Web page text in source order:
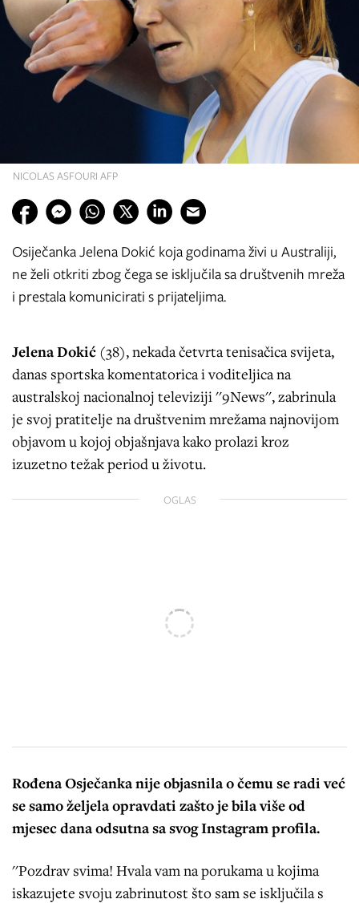
NICOLAS ASFOURI AFP
Osiječanka Jelena Dokić koja godinama živi u Australiji,
ne želi otkriti zbog čega se isključila sa društvenih mreža
i prestala komunicirati s prijateljima.
Jelena Dokić (38), nekada četvrta tenisačica svijeta,
danas sportska komentatorica i voditeljica na
australskoj nacionalnoj televiziji ''9News'', zabrinula
je svoj pratitelje na društvenim mrežama najnovijom
objavom u kojoj objašnjava kako prolazi kroz
izuzetno težak period u životu.
OGLAS
Rođena Osječanka nije objasnila o čemu se radi već
se samo željela opravdati zašto je bila više od
mjesec dana odsutna sa svog Instagram profila.
''Pozdrav svima! Hvala vam na porukama u kojima
iskazujete svoju zabrinutost što sam se isključila s